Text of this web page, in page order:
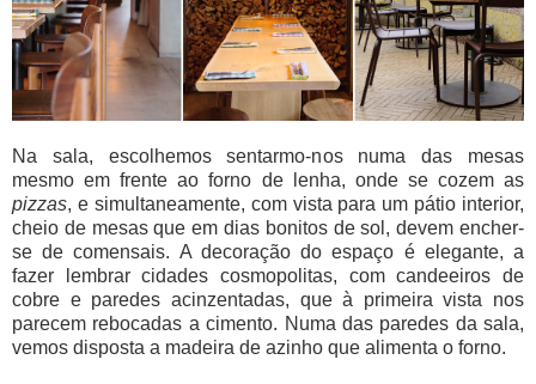
Na sala, escolhemos sentarmo-nos numa das mesas
mesmo em frente ao forno de lenha, onde se cozem as
pizzas, e simultaneamente, com vista para um pátio interior,
cheio de mesas que em dias bonitos de sol, devem encher-
se de comensais. A decoração do espaço é elegante, a
fazer lembrar cidades cosmopolitas, com candeeiros de
cobre e paredes acinzentadas, que à primeira vista nos
parecem rebocadas a cimento. Numa das paredes da sala,
vemos disposta a madeira de azinho que alimenta o forno.